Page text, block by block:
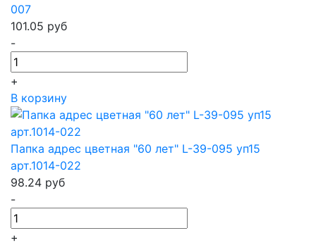
007
101.05 руб
-
+
В корзину
Папка адрес цветная "60 лет" L-39-095 уп15
арт.1014-022
98.24 руб
-
+